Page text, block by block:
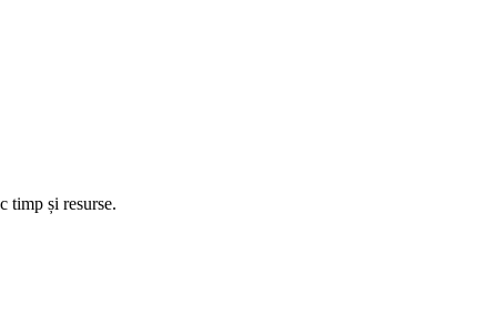
timp și resurse.